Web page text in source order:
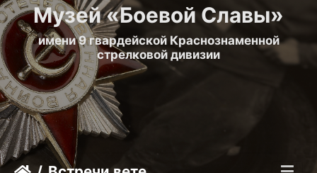
Музей «Боевой Славы»
имени 9 гвардейской Краснознаменной
стрелковой дивизии